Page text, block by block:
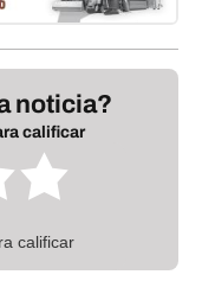
noticia?
calificar
calificar